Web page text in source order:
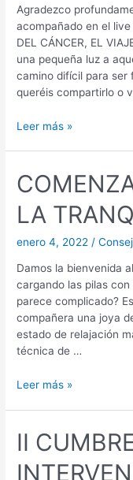
Agradezco
acompañado en el
DEL CÁNCER, EL
una pequeña luz a
camino difícil para ser
queréis compartirlo o
Leer más »
LA
enero 4, 2022 /
Damos la bienvenida
cargando las pilas
parece complicado?
compañera una joya
estado de relajación
técnica de …
Leer más »
II